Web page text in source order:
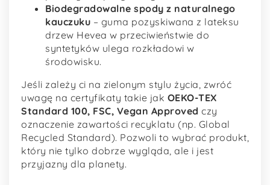
Biodegradowalne spody z naturalnego
kauczuku – guma pozyskiwana z lateksu
drzew Hevea w przeciwieństwie do
syntetyków ulega rozkładowi w
środowisku.
Jeśli zależy ci na zielonym stylu życia, zwróć
uwagę na certyfikaty takie jak OEKO-TEX
Standard 100, FSC, Vegan Approved czy
oznaczenie zawartości recyklatu (np. Global
Recycled Standard). Pozwoli to wybrać produkt,
który nie tylko dobrze wygląda, ale i jest
przyjazny dla planety.